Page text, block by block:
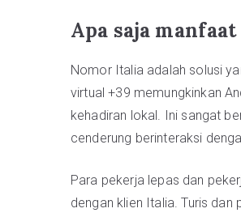
Apa saja
Nomor Italia adalah solusi
virtual +39 memungkinkan
kehadiran lokal. Ini sangat
cenderung berinteraksi
Para pekerja lepas dan
dengan klien Italia. Turis